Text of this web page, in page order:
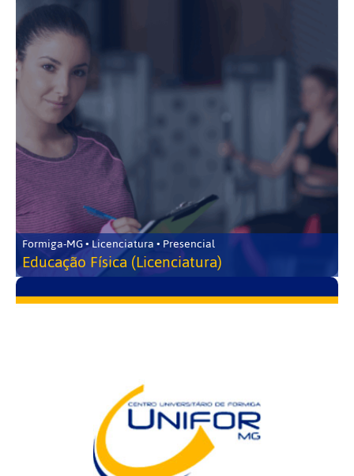
Formiga-MG • Licenciatura • Presencial
Educação Física (Licenciatura)